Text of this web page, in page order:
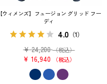
【ウィメンズ】フュージョン グリッド フー
ディ
4.0 （1）
¥ 24,200 （税込）
¥ 16,940 税込